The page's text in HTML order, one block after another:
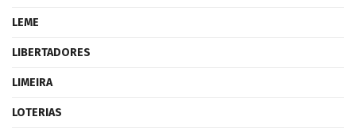
LEME
LIBERTADORES
LIMEIRA
LOTERIAS